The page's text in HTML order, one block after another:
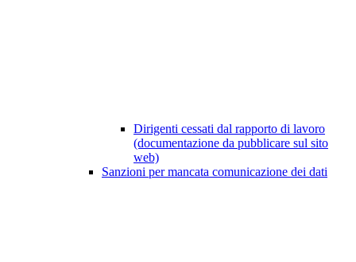
Dirigenti cessati dal rapporto di lavoro
(documentazione da pubblicare sul sito
web)
Sanzioni per mancata comunicazione dei dati